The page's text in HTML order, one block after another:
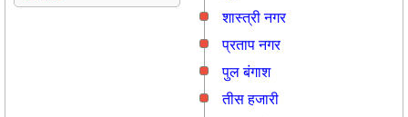
शास्त्री नगर
प्रताप नगर
पुल बंगाश
तीस हजारी